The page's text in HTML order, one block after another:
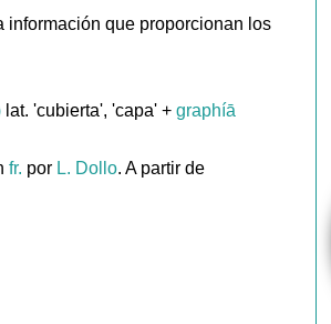
información que proporcionan los
lat. 'cubierta', 'capa' + graphíā
fr. por L. Dollo. A partir de